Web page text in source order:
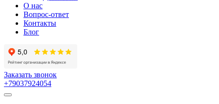
О нас
Вопрос-ответ
Контакты
Блог
Заказать звонок
+79037924054